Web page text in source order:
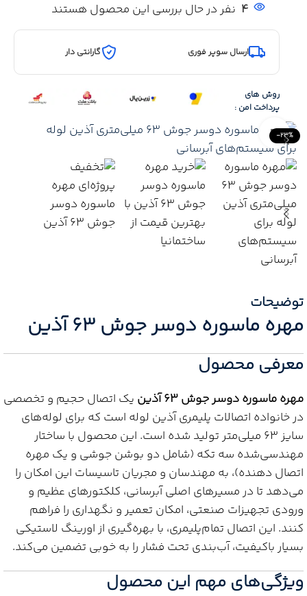
-23%
Click to enlarge
4 نفر در حال بررسی این محصول هستند
ارسال سوپر فوری گارانتی دار
روش های
پرداخت امن :
توضیحات
مهره ماسوره دوسر جوش 63 آذین
معرفی محصول
مهره ماسوره دوسر جوش 63 آذین
یک اتصال حجیم و تخصصی
در خانواده اتصالات پلیمری آذین لوله است که برای لوله‌های
سایز 63 میلی‌متر تولید شده است. این محصول با ساختار
مهندسی‌شده سه تکه (شامل دو بوشن جوشی و یک مهره
اتصال دهنده)، به مهندسان و مجریان تاسیسات این امکان را
می‌دهد تا در مسیرهای اصلی آبرسانی، کلکتورهای عظیم و
ورودی تجهیزات صنعتی، امکان تعمیر و نگهداری را فراهم
کنند. این اتصال تمام‌پلیمری، با بهره‌گیری از اورینگ لاستیکی
بسیار باکیفیت، آب‌بندی تحت فشار را به خوبی تضمین می‌کند.
ویژگی‌های مهم این محصول